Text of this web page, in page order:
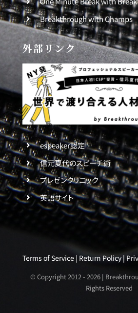
Breakthrough with Champs
外部リンク
espeaker認定
信元夏代のスピーチ術
プレゼンクリニック
英語サイト
Terms of Service| Return Policy|
© Copyright 2012 -2026 |
Rights Reserved